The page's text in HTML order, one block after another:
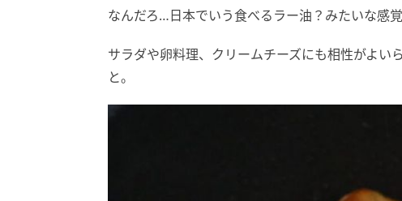
なんだろ…日本でいう食べるラー油？みたいな感
サラダや卵料理、クリームチーズにも相性がよい
と。